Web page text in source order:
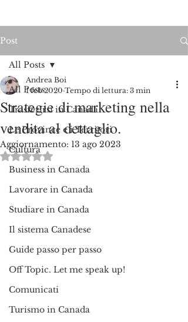
Post
All Posts
Trasferirsi in Canada
Le Province e i Territori
Cultura
Business in Canada
Lavorare in Canada
Studiare in Canada
Il sistema Canadese
Guide passo per passo
Off Topic. Let me speak up!
Comunicati
Turismo in Canada
All Posts
Strategie di marketing nella
vendita al dettaglio.
Andrea Boi
1 feb 2020 Tempo di lettura: 3 min
Aggiornamento: 13 ago 2023
Valutazione NaN stelle su 5.